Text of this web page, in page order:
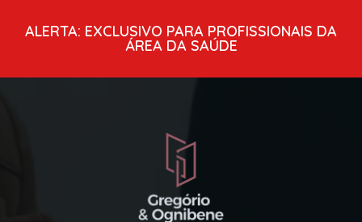
ALERTA: EXCLUSIVO PARA PROFISSIONAIS DA
ÁREA DA SAÚDE